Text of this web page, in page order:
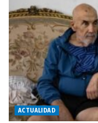
ACTUALIDAD